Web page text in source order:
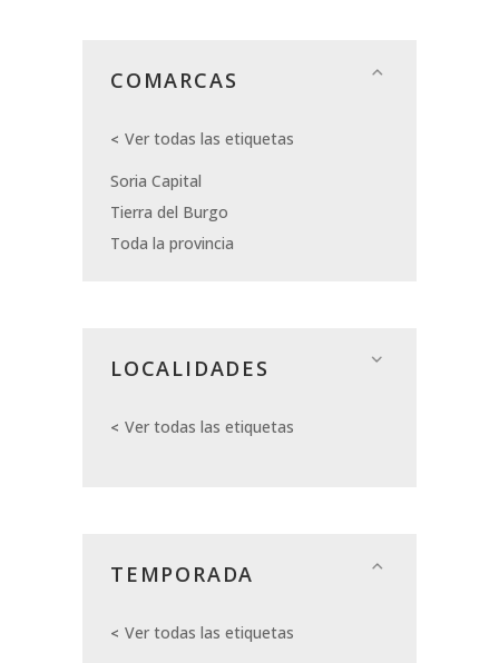
COMARCAS
Ver todas las etiquetas
Soria Capital
Tierra del Burgo
Toda la provincia
LOCALIDADES
Ver todas las etiquetas
TEMPORADA
Ver todas las etiquetas